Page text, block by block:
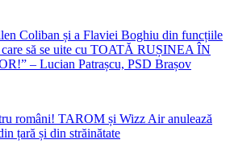
Coliban și a Flaviei Boghiu din funcțiile
care să se uite cu TOATĂ RUȘINEA ÎN
– Lucian Patrașcu, PSD Brașov
români! TAROM și Wizz Air anulează
țară și din străinătate